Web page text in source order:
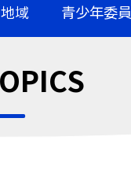
地域 青少年委員